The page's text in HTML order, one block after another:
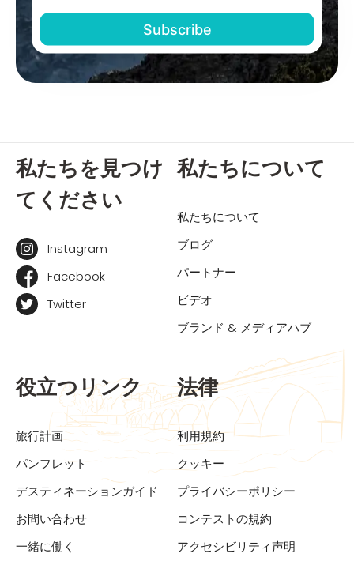
私たちを見つけ
てください
Instagram
Facebook
Twitter
私たちについて
私たちについて
ブログ
パートナー
ビデオ
ブランド & メディアハブ
役立つリンク
旅行計画
パンフレット
デスティネーションガイド
お問い合わせ
一緒に働く
法律
利用規約
クッキー
プライバシーポリシー
コンテストの規約
アクセシビリティ声明